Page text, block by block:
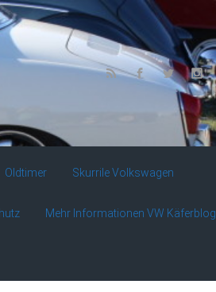
Oldtimer Skurrile Volkswagen
Mehr Informationen VW Käferblog